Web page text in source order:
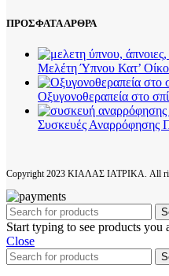
ΠΡΟΣΦΑΤΑ ΑΡΘΡΑ
Μελέτη Ύπνου Κατ’
Οξυγονοθεραπεία στο
Συσκευές Αναρρόφησης
Copyright2023 ΚΙΑΛΑΣ ΙΑΤΡΙΚΑ. All
Start typing to see products you
Close